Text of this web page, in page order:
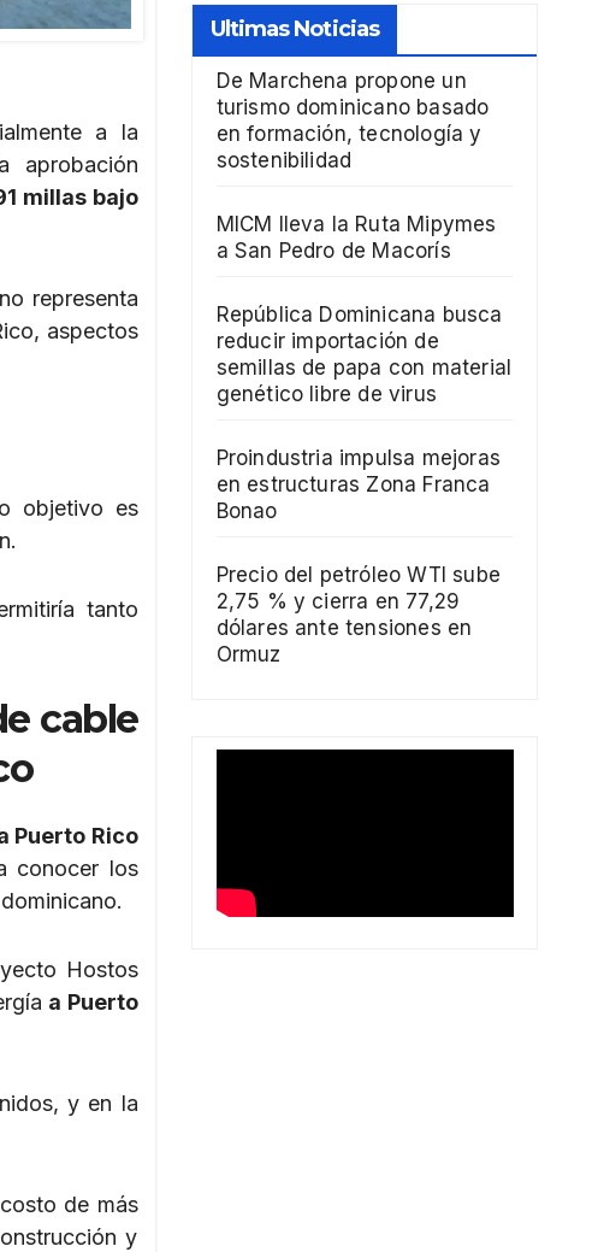
a la
aprobación
millas bajo
representa
aspectos
objetivo es
tanto
cable
Puerto Rico
conocer los
Hostos
a Puerto
y en la
de más
y
Ultimas Noticias
De Marchena propone un
turismo dominicano basado
en formación, tecnología y
sostenibilidad
MICM lleva la Ruta Mipymes
a San Pedro de Macorís
República Dominicana busca
reducir importación de
semillas de papa con material
genético libre de virus
Proindustria impulsa mejoras
en estructuras Zona Franca
Bonao
Precio del petróleo WTI sube
2,75 % y cierra en 77,29
dólares ante tensiones en
Ormuz